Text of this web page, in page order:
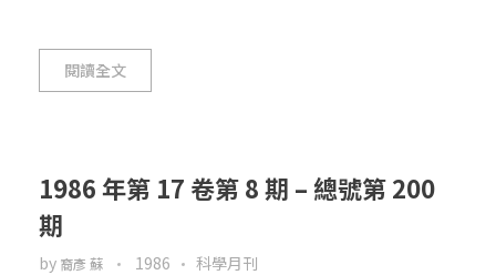
閱讀全文
1986 年第 17 卷第 8 期 – 總號第 200
期
by 裔彥 蘇 1986 科學月刊